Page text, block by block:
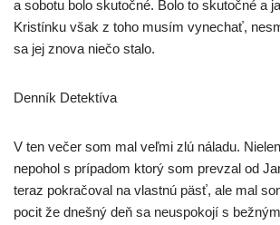
a sobo­tu bolo sku­toč­né. Bolo to sku­toč­né a
Kristínku však z toho musím vyne­chať,
sa jej zno­va nie­čo stalo.
Denník Detektíva
V ten večer som mal veľ­mi zlú nála­du.
nepo­hol s prí­pa­dom kto­rý som pre­vzal od
teraz pokra­čo­val na vlast­nú päsť, ale mal
pocit že dneš­ný deň sa neus­po­ko­jí s